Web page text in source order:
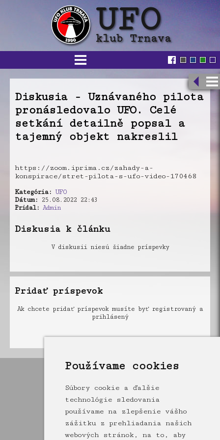
Používame cookies
Súbory cookie a ďalšie
technológie sledovania
používame na zlepšenie vášho
zážitku z prehliadania našich
webových stránok, na to, aby
Diskusia - Uznávaného pilota
pronásledovalo UFO. Celé
setkání detailně popsal a
tajemný objekt nakreslil
https://zoom.iprima.cz/zahady-a-
konspirace/stret-pilota-s-ufo-video-170468
Kategória: UFO
Dátum: 25.08.2022 22:43
Pridal: Admin
Diskusia k článku
V diskusii niesú žiadne príspevky
Pridať príspevok
Ak chcete pridať príspevok musíte byť registrovaný a
prihlásený